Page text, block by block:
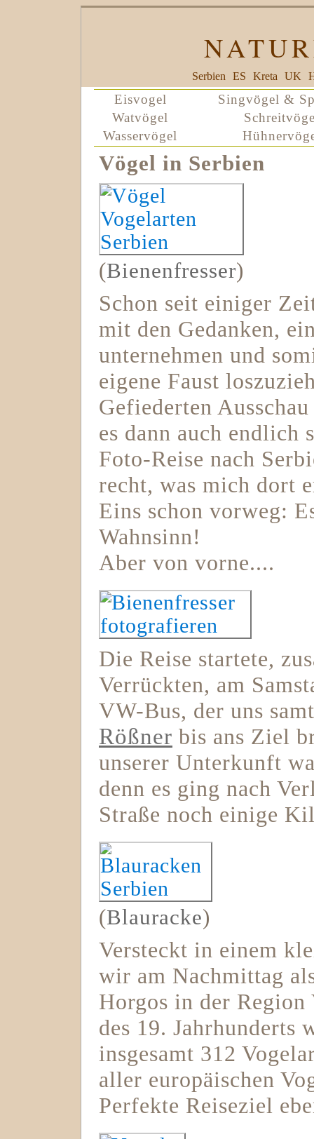
Serbien ES Kreta UK
Eisvogel
Singvögel &
Watvögel
Wasservögel
Vögel in Serbien
(Bienenfresser)
Schon seit einiger
mit den Gedanken,
unternehmen und
eigene Faust
Gefiederten
es dann auch endlich
Foto-Reise nach
recht, was mich dort
Eins schon vorweg:
Wahnsinn!
Aber von vorne....
Die Reise startete,
Verrückten, am
VW-Bus, der uns
Rößner bis ans Ziel
unserer Unterkunft
denn es ging nach
Straße noch einige
(Blauracke)
Versteckt in einem
wir am Nachmittag
Horgos in der
des 19. Jahrhunderts
insgesamt 312
aller europäischen
Perfekte Reiseziel